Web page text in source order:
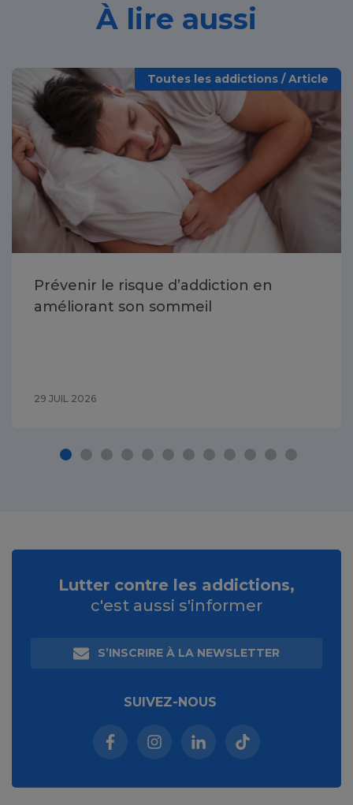
À lire aussi
Toutes les addictions / Article
Prévenir le risque d’addiction en
améliorant son sommeil
29 JUIL 2026
Lutter contre les addictions,
c'est aussi s'informer
S’INSCRIRE À LA NEWSLETTER
SUIVEZ-NOUS
Facebook (nouvelle fenêtre)
Instagram (nouvelle fenêtre)
Linkedin (nouvelle
Tiktok (nouvelle